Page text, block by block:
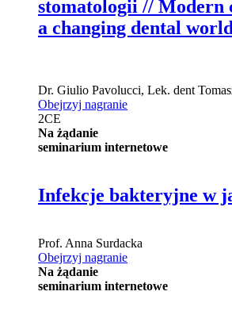
stomatologii // Modern
a changing dental world
Dr. Giulio Pavolucci, Lek. dent
Obejrzyj nagranie
2CE
Na żądanie
seminarium internetowe
Infekcje bakteryjne w
Prof. Anna Surdacka
Obejrzyj nagranie
Na żądanie
seminarium internetowe